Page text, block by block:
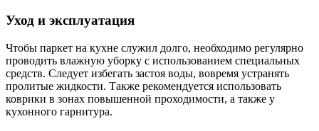
Уход и эксплуатация
Чтобы паркет на кухне служил долго, необходимо регулярно
проводить влажную уборку с использованием специальных
средств. Следует избегать застоя воды, вовремя устранять
пролитые жидкости. Также рекомендуется использовать
коврики в зонах повышенной проходимости, а также у
кухонного гарнитура.